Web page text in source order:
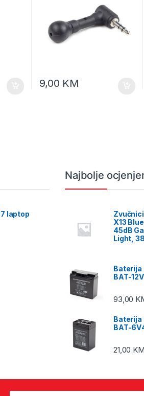
9,00 KM
laptop
Najbolje
X13
45dB
Light,
Baterija
BAT-
93,00
Baterija
BAT-
21,00 KM